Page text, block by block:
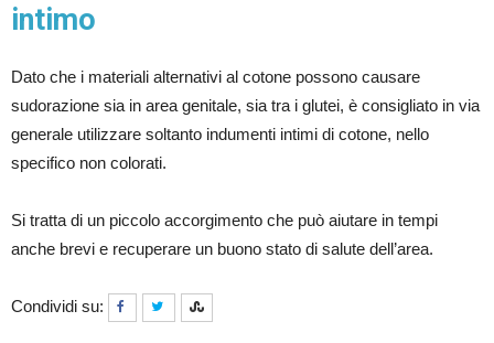
intimo
Dato che i materiali alternativi al cotone possono causare
sudorazione sia in area genitale, sia tra i glutei, è consigliato in via
generale utilizzare soltanto indumenti intimi di cotone, nello
specifico non colorati.
Si tratta di un piccolo accorgimento che può aiutare in tempi
anche brevi e recuperare un buono stato di salute dell’area.
Condividi su: